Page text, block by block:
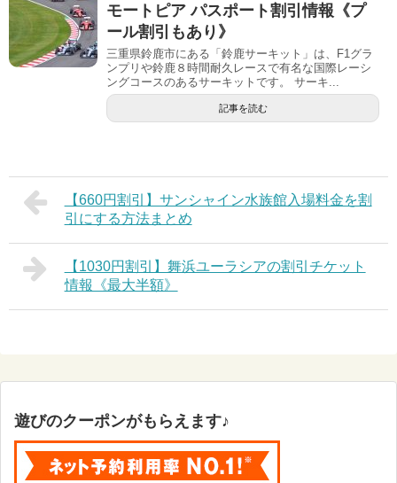
モートピア パスポート割引情報《プ
ール割引もあり》
三重県鈴鹿市にある「鈴鹿サーキット」は、F1グラ
ンプリや鈴鹿８時間耐久レースで有名な国際レーシ
ングコースのあるサーキットです。 サーキ...
記事を読む
【660円割引】サンシャイン水族館入場料金を割
引にする方法まとめ
【1030円割引】舞浜ユーラシアの割引チケット
情報《最大半額》
遊びのクーポンがもらえます♪